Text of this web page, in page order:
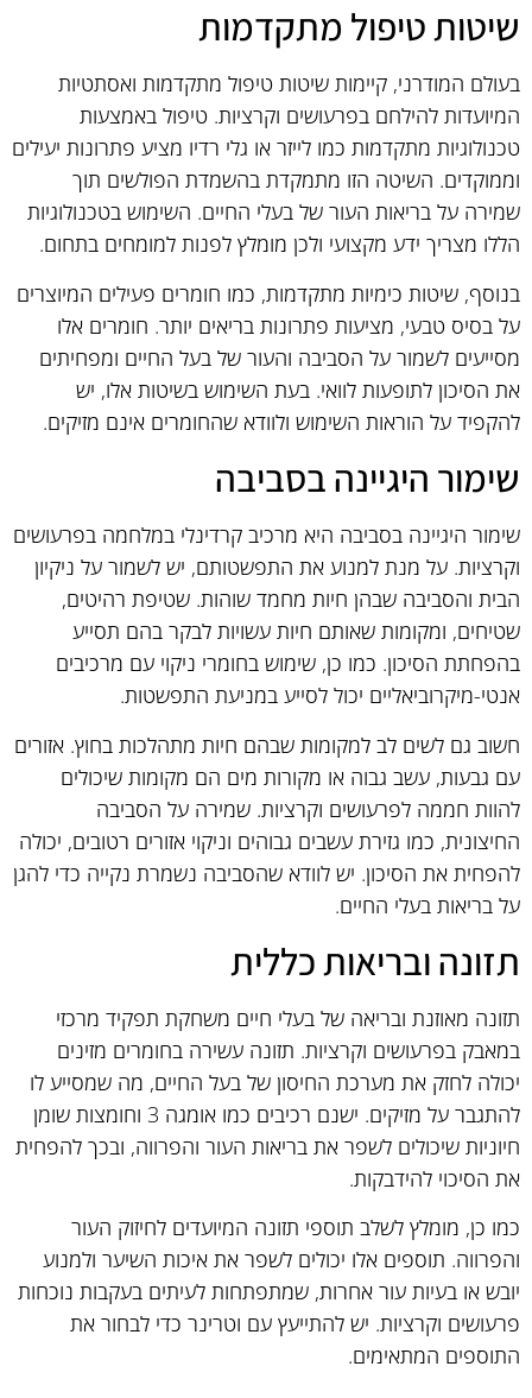
שיטות טיפול מתקדמות
בעולם המודרני, קיימות שיטות טיפול מתקדמות ואסתטיות
המיועדות להילחם בפרעושים וקרציות. טיפול באמצעות
טכנולוגיות מתקדמות כמו לייזר או גלי רדיו מציע פתרונות יעילים
וממוקדים. השיטה הזו מתמקדת בהשמדת הפולשים תוך
שמירה על בריאות העור של בעלי החיים. השימוש בטכנולוגיות
הללו מצריך ידע מקצועי ולכן מומלץ לפנות למומחים בתחום.
בנוסף, שיטות כימיות מתקדמות, כמו חומרים פעילים המיוצרים
על בסיס טבעי, מציעות פתרונות בריאים יותר. חומרים אלו
מסייעים לשמור על הסביבה והעור של בעל החיים ומפחיתים
את הסיכון לתופעות לוואי. בעת השימוש בשיטות אלו, יש
להקפיד על הוראות השימוש ולוודא שהחומרים אינם מזיקים.
שימור היגיינה בסביבה
שימור היגיינה בסביבה היא מרכיב קרדינלי במלחמה בפרעושים
וקרציות. על מנת למנוע את התפשטותם, יש לשמור על ניקיון
הבית והסביבה שבהן חיות מחמד שוהות. שטיפת רהיטים,
שטיחים, ומקומות שאותם חיות עשויות לבקר בהם תסייע
בהפחתת הסיכון. כמו כן, שימוש בחומרי ניקוי עם מרכיבים
אנטי-מיקרוביאליים יכול לסייע במניעת התפשטות.
חשוב גם לשים לב למקומות שבהם חיות מתהלכות בחוץ. אזורים
עם גבעות, עשב גבוה או מקורות מים הם מקומות שיכולים
להוות חממה לפרעושים וקרציות. שמירה על הסביבה
החיצונית, כמו גזירת עשבים גבוהים וניקוי אזורים רטובים, יכולה
להפחית את הסיכון. יש לוודא שהסביבה נשמרת נקייה כדי להגן
על בריאות בעלי החיים.
תזונה ובריאות כללית
תזונה מאוזנת ובריאה של בעלי חיים משחקת תפקיד מרכזי
במאבק בפרעושים וקרציות. תזונה עשירה בחומרים מזינים
יכולה לחזק את מערכת החיסון של בעל החיים, מה שמסייע לו
להתגבר על מזיקים. ישנם רכיבים כמו אומגה 3 וחומצות שומן
חיוניות שיכולים לשפר את בריאות העור והפרווה, ובכך להפחית
את הסיכוי להידבקות.
כמו כן, מומלץ לשלב תוספי תזונה המיועדים לחיזוק העור
והפרווה. תוספים אלו יכולים לשפר את איכות השיער ולמנוע
יובש או בעיות עור אחרות, שמתפתחות לעיתים בעקבות נוכחות
פרעושים וקרציות. יש להתייעץ עם וטרינר כדי לבחור את
התוספים המתאימים.